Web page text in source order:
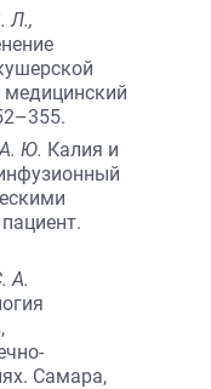
Л.,
медицинский
Ю. Калия и
А.
Самара,